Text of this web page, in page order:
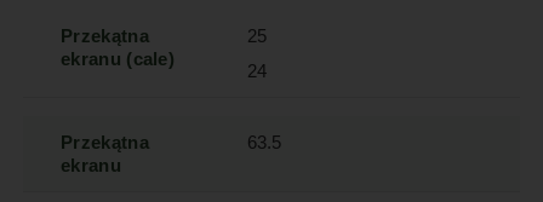
Przekątna
ekranu (cale)
25
24
Przekątna
ekranu
63.5